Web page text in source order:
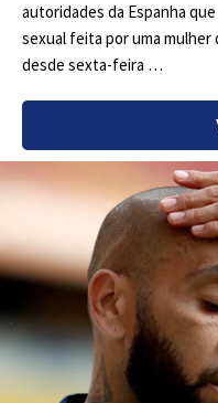
autoridades da Espanha
sexual feita por uma
desde sexta-feira …